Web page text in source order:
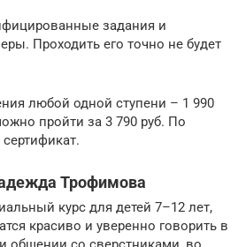
задания и
Проходить его точно не будет
любой одной ступени – 1 990
пройти за 3 790 руб. По
Трофимова
курс для детей 7–12 лет,
красиво и уверенно говорить в